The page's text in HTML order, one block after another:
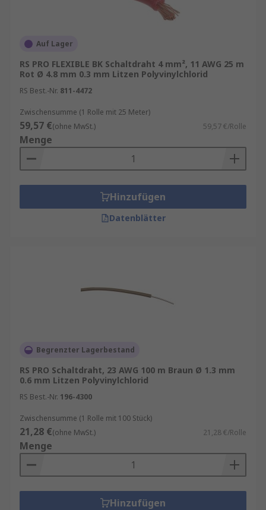
Auf Lager
RS PRO FLEXIBLE BK Schaltdraht 4 mm², 11 AWG 25 m
Rot Ø 4.8 mm 0.3 mm Litzen Polyvinylchlorid
RS Best.-Nr. 811-4472
Zwischensumme (1 Rolle mit 25 Meter)
59,57 €(ohne MwSt.) 59,57 €/Rolle
Menge
Hinzufügen
Datenblätter
Begrenzter Lagerbestand
RS PRO Schaltdraht, 23 AWG 100 m Braun Ø 1.3 mm
0.6 mm Litzen Polyvinylchlorid
RS Best.-Nr. 196-4300
Zwischensumme (1 Rolle mit 100 Stück)
21,28 €(ohne MwSt.) 21,28 €/Rolle
Menge
Hinzufügen